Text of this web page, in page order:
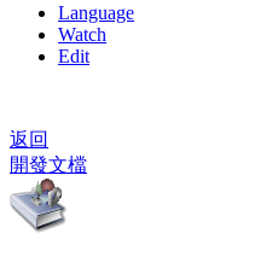
Language
Watch
Edit
返回
開發文檔